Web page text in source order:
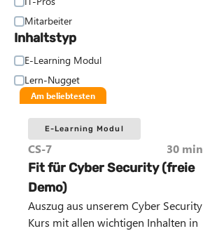
Am beliebtesten
E-Learning Modul
CS-7 30 min
Fit für Cyber Security (freie
Demo)
Auszug aus unserem Cyber Security
Kurs mit allen wichtigen Inhalten in